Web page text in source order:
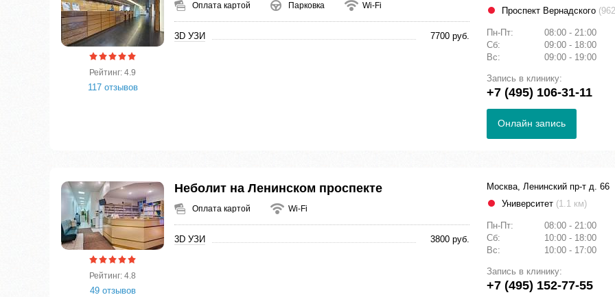
Рейтинг: 4.9
117 отзывов
Оплата картой Парковка Wi-Fi
3D УЗИ 7700 руб.
Проспект Вернадского
Пн-Пт:
08:00 - 21:00
Сб:
09:00 - 18:00
Вс:
09:00 - 19:00
Запись в клинику:
+7 (495) 106-31-11
Онлайн запись
Рейтинг: 4.8
49 отзывов
Неболит на Ленинском проспекте
Оплата картой Wi-Fi
3D УЗИ 3800 руб.
Москва, Ленинский пр-т д. 66
Университет (1.1 км)
Пн-Пт:
08:00 - 21:00
Сб:
10:00 - 18:00
Вс:
10:00 - 17:00
Запись в клинику:
+7 (495) 152-77-55